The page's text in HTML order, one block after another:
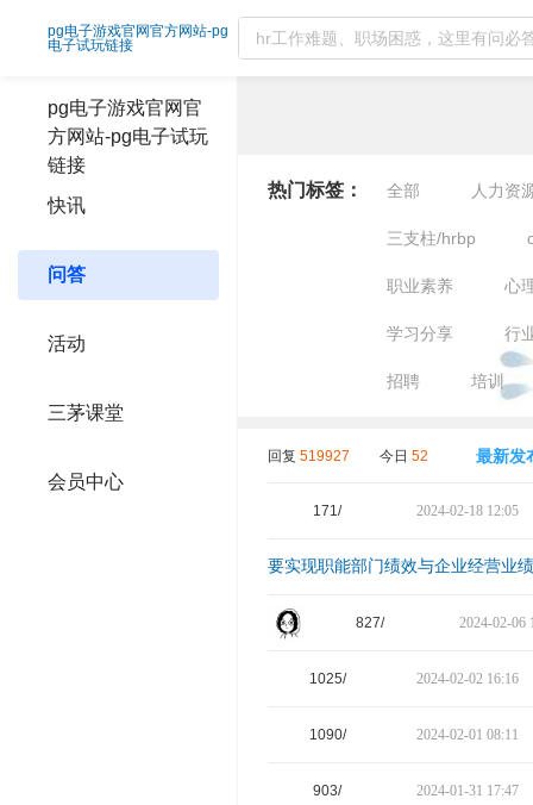
绩效精选问答-pg电子游戏官网官方网站
pg电子游戏官网官方网站-pg
电子试玩链接
pg电子游戏官网官
方网站-pg电子试玩
链接
快讯
问答
活动
三茅课堂
会员中心
热门标签： 全部 人力资
三支柱/hrbp
职业素养 心
学习分享 行
招聘 培训
回复 519927 今日 52 最新发
171/ 2024-02-18 12:05
要实现职能部门绩效与企业经营业
827/ 2024-02-06
1025/ 2024-02-02 16:16
1090/ 2024-02-01 08:11
903/ 2024-01-31 17:47